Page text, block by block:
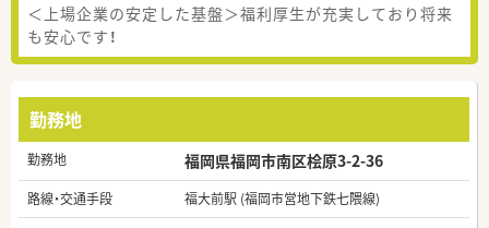
＜上場企業の安定した基盤＞福利厚生が充実しており将来
も安心です！
勤務地
勤務地 福岡県福岡市南区桧原3-2-36
路線・交通手段
福大前駅 (福岡市営地下鉄七隈線)